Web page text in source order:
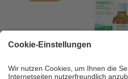
Hedelix s.a. Hustentropfen 50 ml Tropfen zum